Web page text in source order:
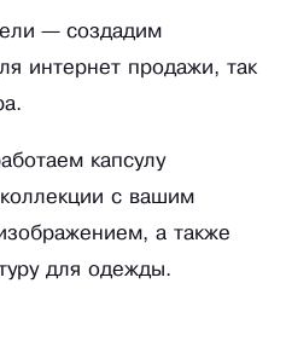
— создадим
интернет продажи, так
капсулу
с вашим
а также
для одежды.